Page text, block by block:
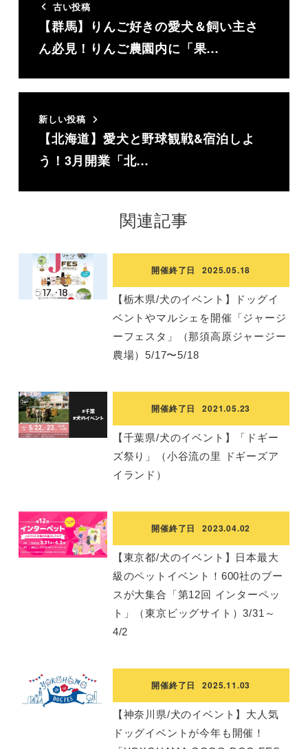
古い投稿
【群馬】りんご好きの愛犬＆飼い主さ
ん必見！りんご農園内に「果…
新しい投稿
【北海道】愛犬と野球観戦&宿泊しよ
う！3月開業「北…
関連記事
開催終了日 2025.05.18
【栃木県/犬のイベント】ドッグイ
ベントやマルシェを開催「ジャージ
ーフェスタ」（那須高原ジャージー
農場）5/17〜5/18
開催終了日 2021.05.23
【千葉県/犬のイベント】「ドギー
ズ祭り」（小谷流の里 ドギーズア
イランド）
開催終了日 2023.04.02
【東京都/犬のイベント】日本最大
級のペットイベント！600社のブー
スが大集合「第12回 インターペッ
ト」（東京ビッグサイト）3/31～
4/2
開催終了日 2025.11.03
【神奈川県/犬のイベント】大人気
ドッグイベントが今年も開催！